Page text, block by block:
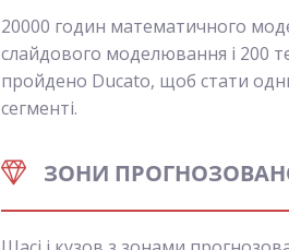
20000 годин математичного
слайдового моделювання і 200
пройдено Ducato, щоб стати
сегменті.
ЗОНИ